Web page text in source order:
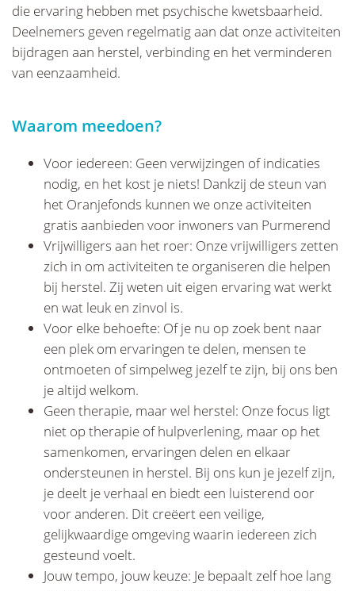
die ervaring hebben met psychische kwetsbaarheid.
Deelnemers geven regelmatig aan dat onze activiteiten
bijdragen aan herstel, verbinding en het verminderen
van eenzaamheid.
Waarom meedoen?
Voor iedereen: Geen verwijzingen of indicaties
nodig, en het kost je niets! Dankzij de steun van
het Oranjefonds kunnen we onze activiteiten
gratis aanbieden voor inwoners van Purmerend
Vrijwilligers aan het roer: Onze vrijwilligers zetten
zich in om activiteiten te organiseren die helpen
bij herstel. Zij weten uit eigen ervaring wat werkt
en wat leuk en zinvol is.
Voor elke behoefte: Of je nu op zoek bent naar
een plek om ervaringen te delen, mensen te
ontmoeten of simpelweg jezelf te zijn, bij ons ben
je altijd welkom.
Geen therapie, maar wel herstel: Onze focus ligt
niet op therapie of hulpverlening, maar op het
samenkomen, ervaringen delen en elkaar
ondersteunen in herstel. Bij ons kun je jezelf zijn,
je deelt je verhaal en biedt een luisterend oor
voor anderen. Dit creëert een veilige,
gelijkwaardige omgeving waarin iedereen zich
gesteund voelt.
Jouw tempo, jouw keuze: Je bepaalt zelf hoe lang